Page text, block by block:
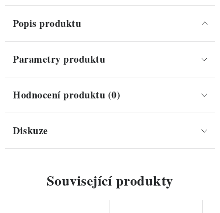
Popis produktu
Parametry produktu
Hodnocení produktu (0)
Diskuze
Související produkty